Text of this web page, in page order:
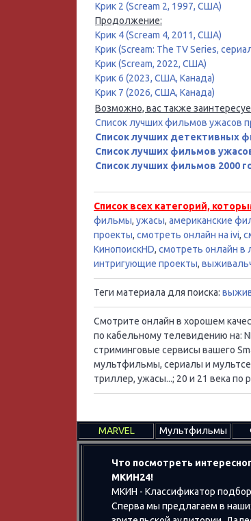
Крик 2 (Scream 2, 1997, США)
Продолжение:
Крик 4 (Scream 4, 2011, США)
Крик (Scream: The TV Series,
Крик (Scream, 2022, США)
Крик 6 (2023, США, Канада)
Крик 7 (2026, США, Канада)
Возможно, вас также
Список лучших фильмов ужасов
Список лучших детективных
Список лучших фильмов
Список лучших фильмов 2000
Список всех категорий,
фильмы, ужасы, американские
проекты, смотреть онлайн на ivi,
КинопоискHD, смотреть онлайн в
интригующие проекты,
Теги материала для поиска:
Смотрите онлайн в хорошем
по кабельному телевидению на:
стриминговые сервисы вашего
мультфильмы, сериалы и
триллер, ужасы...; 20 и 21 века
MARVEL Мультфильмы
Что посмотреть
МКИН24!
МКИН - Классификатор
Сперва мы предлагаем в